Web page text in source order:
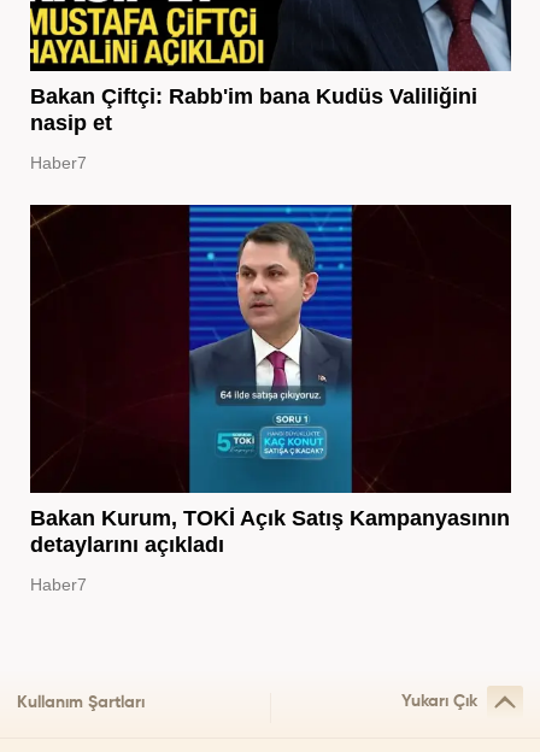
Bakan Çiftçi: Rabb'im bana Kudüs Valiliğini
nasip et
Haber7
Bakan Kurum, TOKİ Açık Satış Kampanyasının
detaylarını açıkladı
Haber7
Kullanım Şartları Yukarı Çık